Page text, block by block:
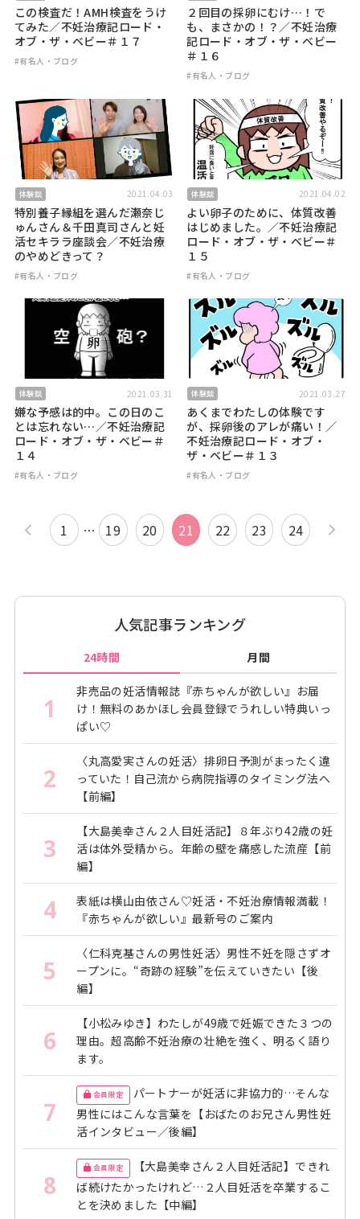
この検査だ！AMH検査をうけ
てみた／不妊治療記ロード・
オブ・ザ・ベビー＃１７
#有名人・ブログ
２回目の採卵にむけ…！で
も、まさかの！？／不妊治療
記ロード・オブ・ザ・ベビー
＃１６
#有名人・ブログ
体験談 2021.04.03
特別養子縁組を選んだ瀬奈じ
ゅんさん＆千田真司さんと妊
活セキララ座談会／不妊治療
のやめどきって？
#有名人・ブログ
体験談 2021.04.02
よい卵子のために、体質改善
はじめました。／不妊治療記
ロード・オブ・ザ・ベビー＃
１５
#有名人・ブログ
体験談 2021.03.31
嫌な予感は的中。この日のこ
とは忘れない…／不妊治療記
ロード・オブ・ザ・ベビー＃
１４
#有名人・ブログ
体験談 2021.03.27
あくまでわたしの体験です
が、採卵後のアレが痛い！／
不妊治療記ロード・オブ・
ザ・ベビー＃１３
#有名人・ブログ
1 … 19 20 21 22 23 24
人気記事ランキング
24時間 月間
1
非売品の妊活情報誌『赤ちゃんが欲しい』お届
け！無料のあかほし会員登録でうれしい特典いっ
ぱい♡
2
〈丸高愛実さんの妊活〉排卵日予測がまったく違
っていた！自己流から病院指導のタイミング法へ
【前編】
3
【大島美幸さん２人目妊活記】８年ぶり42歳の妊
活は体外受精から。年齢の壁を痛感した流産【前
編】
4
表紙は横山由依さん♡妊活・不妊治療情報満載！
『赤ちゃんが欲しい』最新号のご案内
5
〈仁科克基さんの男性妊活〉男性不妊を隠さずオ
ープンに。“奇跡の経験”を伝えていきたい【後
編】
6
【小松みゆき】わたしが49歳で妊娠できた３つの
理由。超高齢不妊治療の壮絶を強く、明るく語り
ます。
7
会員限定
パートナーが妊活に非協力的…そんな
男性にはこんな言葉を【おばたのお兄さん男性妊
活インタビュー／後編】
8
会員限定
【大島美幸さん２人目妊活記】できれ
ば続けたかったけれど…２人目妊活を卒業するこ
とを決めました【中編】